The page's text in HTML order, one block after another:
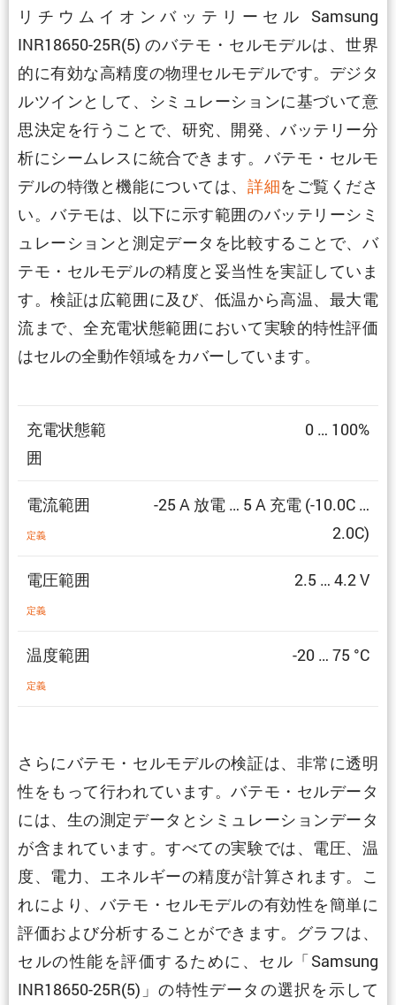
リチウムイオンバッテリーセル Samsung
INR18650-25R(5) のバテモ・セルモデルは、世界
的に有効な高精度の物理セルモデルです。デジタ
ルツインとして、シミュレーションに基づいて意
思決定を行うことで、研究、開発、バッテリー分
析にシームレスに統合できます。バテモ・セルモ
デルの特徴と機能については、 詳細をご覧くださ
い。バテモは、以下に示す範囲のバッテリーシミ
ュレーションと測定データを比較することで、バ
テモ・セルモデルの精度と妥当性を実証していま
す。検証は広範囲に及び、低温から高温、最大電
流まで、全充電状態範囲において実験的特性評価
はセルの全動作領域をカバーしています。
充電状態範
囲
0 … 100%
電流範囲
定義
-25 A 放電 … 5 A 充電 (-10.0C …
2.0C)
電圧範囲
定義
2.5 … 4.2 V
温度範囲
定義
-20 … 75 °C
さらにバテモ・セルモデルの検証は、非常に透明
性をもって行われています。バテモ・セルデータ
には、生の測定データとシミュレーションデータ
が含まれています。すべての実験では、電圧、温
度、電力、エネルギーの精度が計算されます。こ
れにより、バテモ・セルモデルの有効性を簡単に
評価および分析することができます。グラフは、
セルの性能を評価するために、セル「Samsung
INR18650-25R(5)」の特性データの選択を示して